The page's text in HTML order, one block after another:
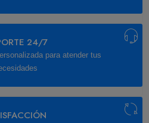
24/7
para atender tus